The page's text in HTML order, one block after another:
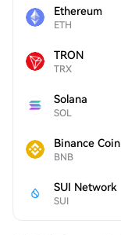
Ethereum
ETH
TRON
TRX
Solana
SOL
Binance Coin
BNB
SUI Network
SUI